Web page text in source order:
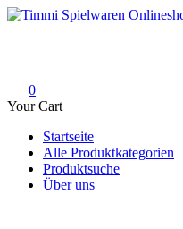
Skip
0
Your Cart
Startseite
Alle Produktkategorien
Produktsuche
Über uns